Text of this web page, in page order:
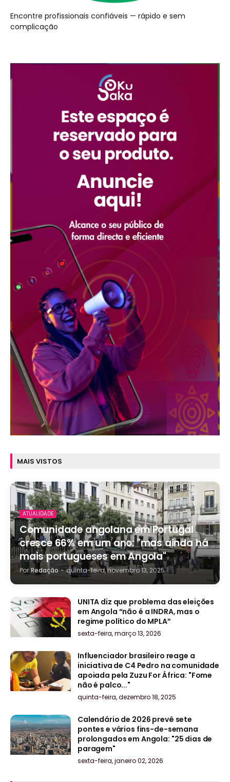
Encontre profissionais confiáveis — rápido e sem
complicação
MAIS VISTOS
ATUALIDADE
Comunidade angolana em Portugal
cresce 66% em um ano: "mas ainda há
mais portugueses em Angola"
Por Redação - quinta-feira, novembro 13, 2025
UNITA diz que problema das eleições
em Angola “não é a INDRA, mas o
regime político do MPLA”
sexta-feira, março 13, 2026
Influenciador brasileiro reage a
iniciativa de C4 Pedro na comunidade
apoiada pela Zuzu For África: "Fome
não é palco..."
quinta-feira, dezembro 18, 2025
Calendário de 2026 prevê sete
pontes e vários fins-de-semana
prolongados em Angola: "25 dias de
paragem"
sexta-feira, janeiro 02, 2026